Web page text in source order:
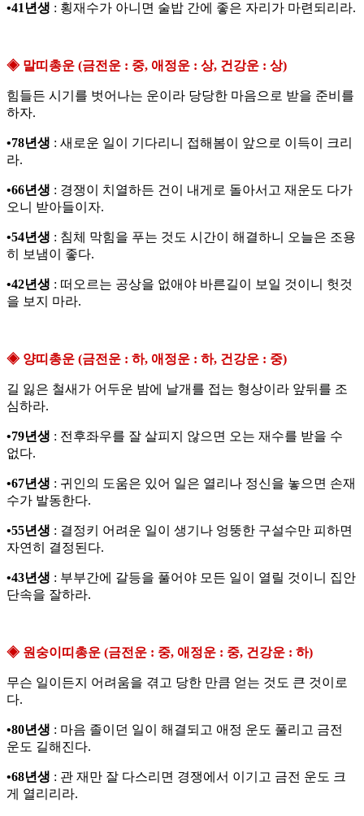
•41년생 : 횡재수가 아니면 술밥 간에 좋은 자리가 마련되리라.
◈ 말띠총운 (금전운 : 중, 애정운 : 상, 건강운 : 상)
힘들든 시기를 벗어나는 운이라 당당한 마음으로 받을 준비를
하자.
•78년생 : 새로운 일이 기다리니 접해봄이 앞으로 이득이 크리
라.
•66년생 : 경쟁이 치열하든 건이 내게로 돌아서고 재운도 다가
오니 받아들이자.
•54년생 : 침체 막힘을 푸는 것도 시간이 해결하니 오늘은 조용
히 보냄이 좋다.
•42년생 : 떠오르는 공상을 없애야 바른길이 보일 것이니 헛것
을 보지 마라.
◈ 양띠총운 (금전운 : 하, 애정운 : 하, 건강운 : 중)
길 잃은 철새가 어두운 밤에 날개를 접는 형상이라 앞뒤를 조
심하라.
•79년생 : 전후좌우를 잘 살피지 않으면 오는 재수를 받을 수
없다.
•67년생 : 귀인의 도움은 있어 일은 열리나 정신을 놓으면 손재
수가 발동한다.
•55년생 : 결정키 어려운 일이 생기나 엉뚱한 구설수만 피하면
자연히 결정된다.
•43년생 : 부부간에 갈등을 풀어야 모든 일이 열릴 것이니 집안
단속을 잘하라.
◈ 원숭이띠총운 (금전운 : 중, 애정운 : 중, 건강운 : 하)
무슨 일이든지 어려움을 겪고 당한 만큼 얻는 것도 큰 것이로
다.
•80년생 : 마음 졸이던 일이 해결되고 애정 운도 풀리고 금전
운도 길해진다.
•68년생 : 관 재만 잘 다스리면 경쟁에서 이기고 금전 운도 크
게 열리리라.